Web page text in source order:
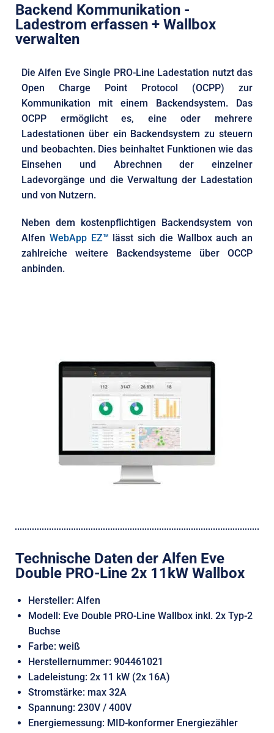
Backend Kommunikation -
Ladestrom erfassen + Wallbox
verwalten
Die Alfen Eve Single PRO-Line Ladestation nutzt das
Open Charge Point Protocol (OCPP) zur
Kommunikation mit einem Backendsystem. Das
OCPP ermöglicht es, eine oder mehrere
Ladestationen über ein Backendsystem zu steuern
und beobachten. Dies beinhaltet Funktionen wie das
Einsehen und Abrechnen der einzelner
Ladevorgänge und die Verwaltung der Ladestation
und von Nutzern.
Neben dem kostenpflichtigen Backendsystem von
Alfen WebApp EZ™ lässt sich die Wallbox auch an
zahlreiche weitere Backendsysteme über OCCP
anbinden.
Technische Daten der Alfen Eve
Double PRO-Line 2x 11kW Wallbox
Hersteller: Alfen
Modell: Eve Double PRO-Line Wallbox inkl. 2x Typ-2
Buchse
Farbe: weiß
Herstellernummer: 904461021
Ladeleistung: 2x 11 kW (2x 16A)
Stromstärke: max 32A
Spannung: 230V / 400V
Energiemessung: MID-konformer Energiezähler